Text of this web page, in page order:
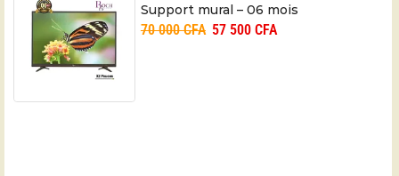
Support mural – 06 mois
70 000CFA 57 500 CFA